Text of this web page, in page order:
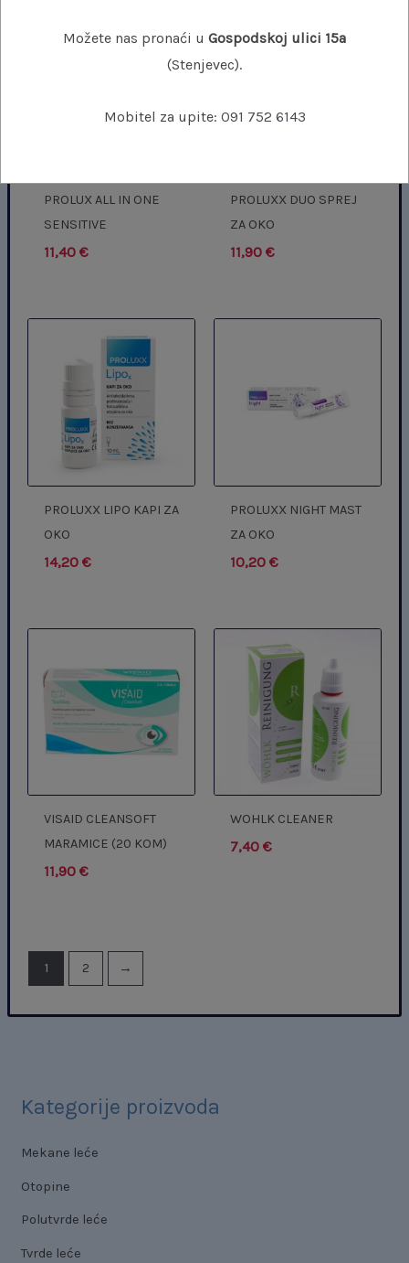
Kategorije proizvoda
Mekane leće
Otopine
Polutvrde leće
Tvrde leće
PROLUX ALL IN ONE
SENSITIVE
11,40 €
PROLUXX DUO SPREJ
ZA OKO
11,90 €
PROLUXX LIPO KAPI ZA
OKO
14,20 €
PROLUXX NIGHT MAST
ZA OKO
10,20 €
VISAID CLEANSOFT
MARAMICE (20 KOM)
11,90 €
WOHLK CLEANER
7,40 €
1 2 →
Možete nas pronaći u Gospodskoj ulici 15a
(Stenjevec).
Mobitel za upite: 091 752 6143